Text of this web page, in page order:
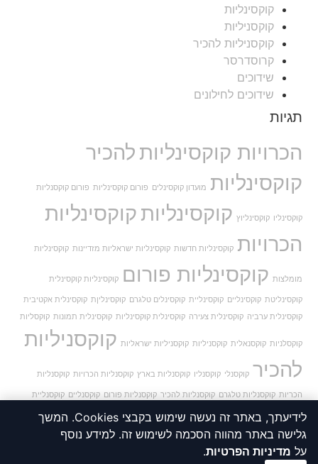
קוקסינליות
קוקסניליות
קוקסניליות להכיר
קרוסדרסר
שידוכים
שידוכים לחילונים
תגיות
הכרויות קוקסינליות להכיר
קוקסינליות מועדון קוקסינלים פורום קוקסינליות פורום קוקסנליות
קוקסינליו קוקסינליוץ קוקסינליות קוקסינליות
הכרויות קוקסינליות חדשות קוקסינליות ישראליות מזדיינות קוקסינליות
מומלצות קוקסינליות פורום קוקסינליות קוקסינלית
קוקסינליטת קוקסינליים קוקסינליית קוקסינלים טלגרם קוקסינליןת קוקסינלית אקטיבית
קוקסינלית ערביה קוקסינלית צעירה קוקסינלית קוקסינליות קוקסינלית תמונות קוקסליות
קוקסלניות קוקסנאלית קוקסניליות קוקסניליות ישראליות קוקסניליות
להכיר קוקסנלי קוקסנליו קוקסנליות בארץ קוקסנליות הכרויות קוקסנליות
הכריות קוקסנליות טלגרם קוקסנליות להכיר קוקסנליות פורום קוקסנליים קוקסנליית
קוקסנלית
לידיעתך, באתר זה נעשה שימוש בקבצי Cookies. המשך
גלישה באתר מהווה הסכמה לשימוש זה. למידע נוסף
על מדיניות הפרטיות.